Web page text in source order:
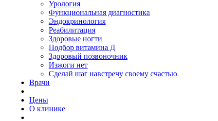
Урология
Функциональная диагностика
Эндокринология
Реабилитация
Здоровые ногти
Подбор витамина Д
Здоровый позвоночник
Изжоги нет
Сделай шаг навстречу своему счастью
Врачи
Цены
О клинике